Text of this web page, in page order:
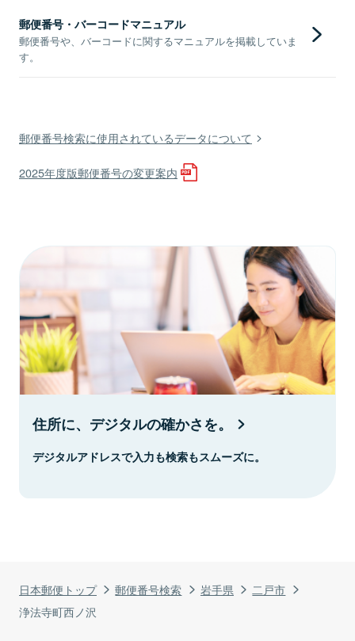
日本郵便トップ 郵便番号検索 岩手県
二戸市
浄法寺町西ノ沢
郵便番号・バーコードマニュアル
郵便番号や、バーコードに関するマニュアルを掲載していま
す。
郵便番号検索に使用されているデータについて
2025年度版郵便番号の変更案内
住所に、デジタルの確かさを。
デジタルアドレスで入力も検索もスムーズに。